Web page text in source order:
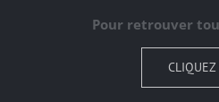
Pour retrouver
CLIQUEZ